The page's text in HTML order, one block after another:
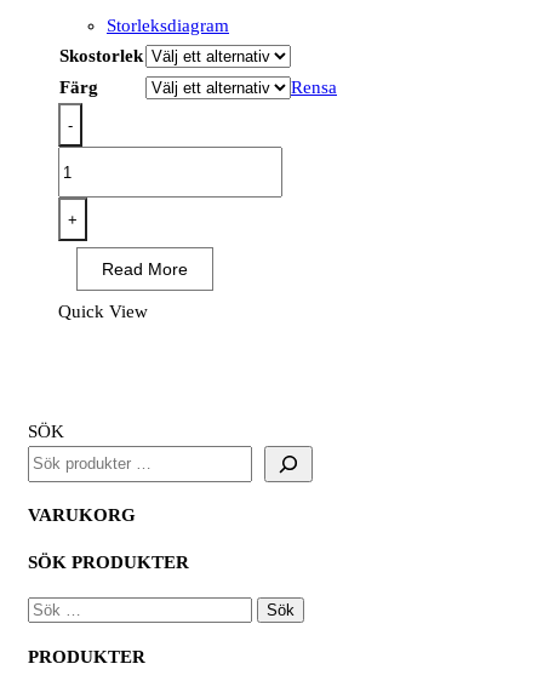
Storleksdiagram
Skostorlek
Färg
Rensa
-
Sandal
i
kompositmaterial
S1
mängd
+
Read More
Quick View
SÖK
VARUKORG
SÖK PRODUKTER
SÖK
PRODUKTER